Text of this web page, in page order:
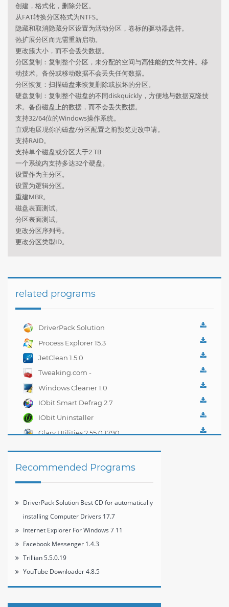
创建，格式化，删除分区。
从FAT转换分区格式为NTFS。
隐藏和取消隐藏分区设置为活动分区，卷标的驱动器盘符。
热扩展分区而无需重新启动。
更改簇大小，而不会丢失数据。
分区复制：复制整个分区，未分配的空间与高性能的文件文件。移
动技术。备份或移动数据不会丢失任何数据。
分区恢复：扫描磁盘来恢复删除或损坏的分区。
硬盘复制：复制整个磁盘的不同diskquickly，方便地与数据克隆技
术。备份磁盘上的数据，而不会丢失数据。
支持32/64位的Windows操作系统。
直观地展现你的磁盘/分区配置之前预览更改申请。
支持RAID。
支持单个磁盘或分区大于2 TB
一个系统内支持多达32个硬盘。
设置作为主分区。
设置为逻辑分区。
重建MBR。
磁盘表面测试。
分区表面测试。
更改分区序列号。
更改分区类型ID。
related programs
DriverPack Solution
automatically installing
Computer Drivers 17.7
Process Explorer 15.3
JetClean 1.5.0
Tweaking.com -
Windows Repair 2.0.1
Windows Cleaner 1.0
IObit Smart Defrag 2.7
IObit Uninstaller
2.4.6.325
Glary Utilities 2.55.0.1790
Recommended Programs
DriverPack Solution Best CD for automatically
installing Computer Drivers 17.7
Internet Explorer For Windows 7 11
Facebook Messenger 1.4.3
Trillian 5.5.0.19
YouTube Downloader 4.8.5